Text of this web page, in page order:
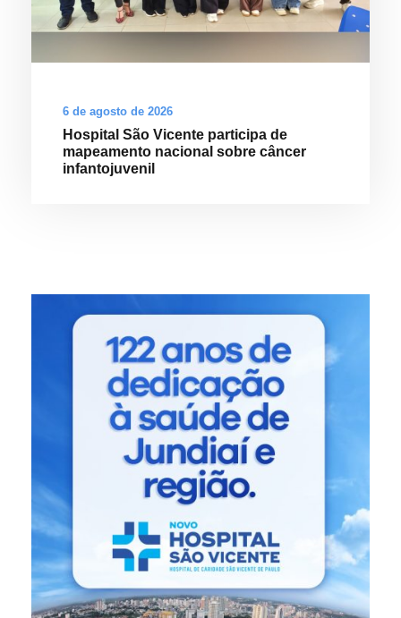
6 de agosto de 2026
Hospital São Vicente participa de
mapeamento nacional sobre câncer
infantojuvenil